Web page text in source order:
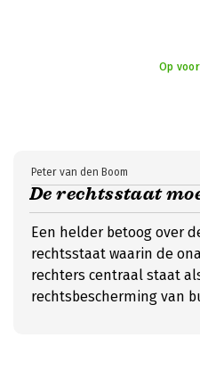
Op
De rechtsstaat
Peter van den Boom
Een helder betoog over
rechtsstaat waarin de
rechters centraal staat
rechtsbescherming van